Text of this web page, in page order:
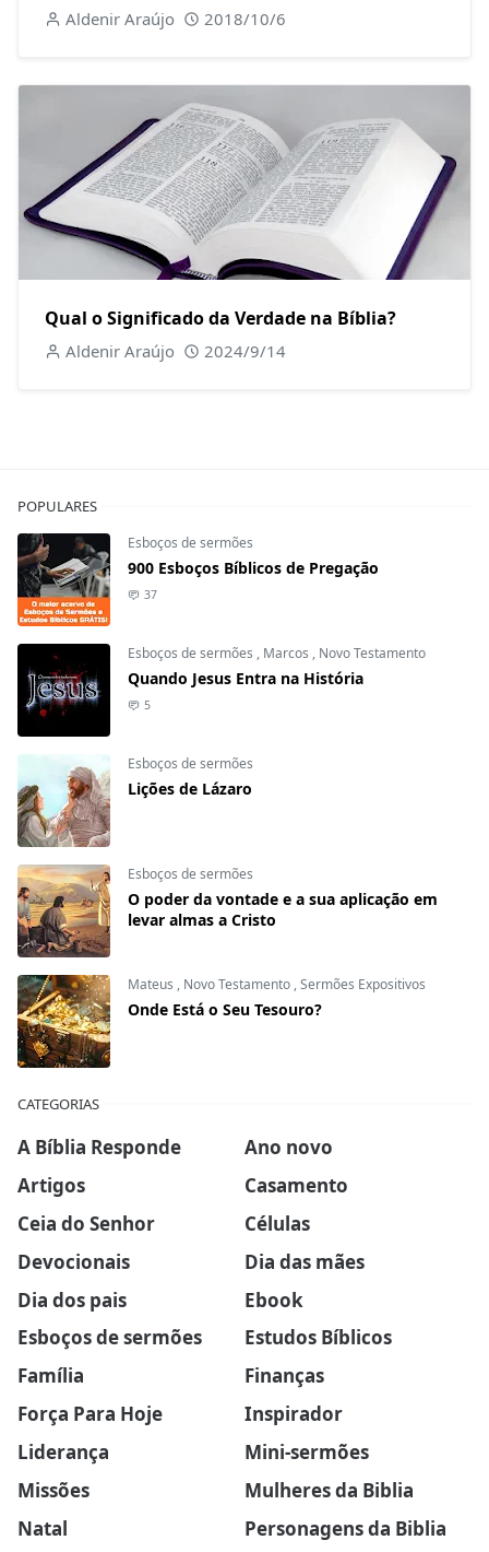
Aldenir Araújo 2018/10/6
Qual o Significado da Verdade na Bíblia?
Aldenir Araújo 2024/9/14
POPULARES
Esboços de sermões
900 Esboços Bíblicos de Pregação
37
Esboços de sermões , Marcos , Novo Testamento
Quando Jesus Entra na História
5
Esboços de sermões
Lições de Lázaro
Esboços de sermões
O poder da vontade e a sua aplicação em
levar almas a Cristo
Mateus , Novo Testamento ,Sermões Expositivos
Onde Está o Seu Tesouro?
CATEGORIAS
A Bíblia Responde
Ano novo
Artigos
Casamento
Ceia do Senhor
Células
Devocionais
Dia das mães
Dia dos pais
Ebook
Esboços de sermões
Estudos Bíblicos
Família
Finanças
Força Para Hoje
Inspirador
Liderança
Mini-sermões
Missões
Mulheres da Biblia
Natal
Personagens da Biblia